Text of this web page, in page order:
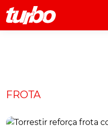
Comerciais
Curiosidades
FROTA